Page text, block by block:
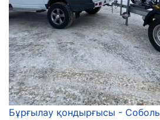
Бұрғылау қондырғысы - Соболь